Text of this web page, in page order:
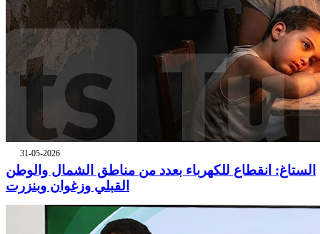
31-05-2026
الستاغ: انقطاع للكهرباء بعدد من مناطق الشمال والوطن
القبلي وزغوان وبنزرت